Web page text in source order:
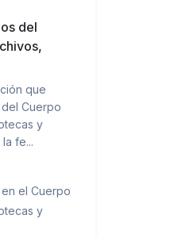
del
que
Cuerpo
y
fe...
el Cuerpo
y